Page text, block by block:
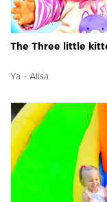
The Three little
Ya - Alisa